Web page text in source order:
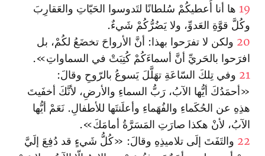
19 ها أنا أُعطيكُمْ سُلطانًا لتَدوسوا الحَيّاتِ والعَقارِبَ
وكُلَّ قوَّةِ العَدوِّ، ولا يَضُرُّكُمْ شَيءٌ.
20 ولكن لا تفرَحوا بهذا: أنَّ الأرواحَ تخضَعُ لكُمْ، بل
افرَحوا بالحَريِّ أنَّ أسماءَكُمْ كُتِبَتْ في السماواتِ».
21 وفي تِلكَ السّاعَةِ تهَلَّلَ يَسوعُ بالرّوحِ وقالَ:
«أحمَدُكَ أيُّها الآبُ، رَبُّ السماءِ والأرضِ، لأنَّكَ أخفَيتَ
هذِهِ عن الحُكَماءِ والفُهَماءِ وأعلَنتَها للأطفالِ. نَعَمْ أيُّها
الآبُ، لأنْ هكذا صارَتِ المَسَرَّةُ أمامَكَ».
22 والتَفَتَ إلَى تلاميذِهِ وقالَ: «كُلُّ شَيءٍ قد دُفِعَ إلَيَّ